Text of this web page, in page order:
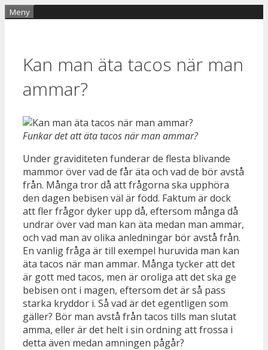
Hoppa
Meny
Kan man äta tacos när man
ammar?
Funkar det att äta tacos när man ammar?
Under graviditeten funderar de flesta blivande
mammor över vad de får äta och vad de bör avstå
från. Många tror då att frågorna ska upphöra
den dagen bebisen väl är född. Faktum är dock
att fler frågor dyker upp då, eftersom många då
undrar över vad man kan äta medan man ammar,
och vad man av olika anledningar bör avstå från.
En vanlig fråga är till exempel huruvida man kan
äta tacos när man ammar. Många tycker att det
är gott med tacos, men är oroliga att det ska ge
bebisen ont i magen, eftersom det är så pass
starka kryddor i. Så vad är det egentligen som
gäller? Bör man avstå från tacos tills man slutat
amma, eller är det helt i sin ordning att frossa i
detta även medan amningen pågår?